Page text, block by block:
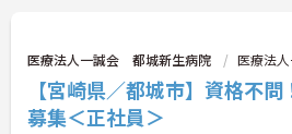
医療法人一誠会 都城新生病院 医療法
【宮崎県／都城市】資格不
募集＜正社員＞